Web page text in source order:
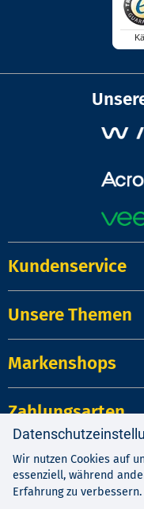
Kundenservice
Unsere Themen
Markenshops
Zahlungsarten
Impressum
Wir nutzen Cookies auf
essenziell, während
Erfahrung zu verbessern.